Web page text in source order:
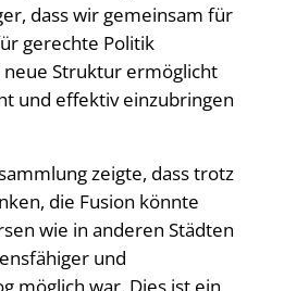
dass wir gemeinsam für
gerechte Politik
Struktur ermöglicht
und effektiv einzubringen
zeigte, dass trotz
die Fusion könnte
wie in anderen Städten
und